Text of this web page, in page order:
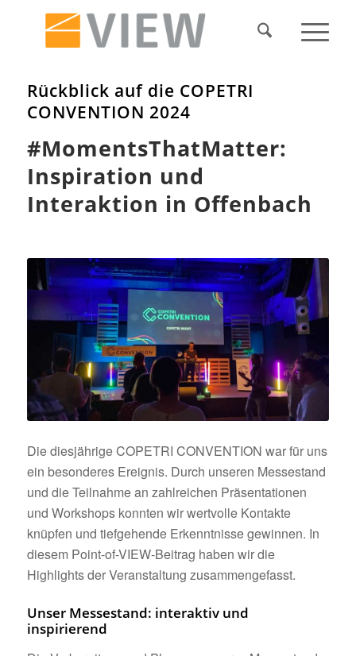
Rückblick auf die COPETRI
CONVENTION 2024
#MomentsThatMatter:
Inspiration und
Interaktion in Offenbach
Die diesjährige COPETRI CONVENTION war für uns
ein besonderes Ereignis. Durch unseren Messestand
und die Teilnahme an zahlreichen Präsentationen
und Workshops konnten wir wertvolle Kontakte
knüpfen und tiefgehende Erkenntnisse gewinnen. In
diesem Point-of-VIEW-Beitrag haben wir die
Highlights der Veranstaltung zusammengefasst.
Unser Messestand: interaktiv und
inspirierend